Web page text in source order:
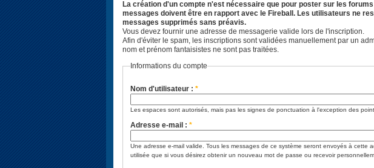
La création d'un compte n'est nécessaire que pour poster sur les
messages doivent être en rapport avec le Fireball. Les utilisateurs ne
messages supprimés sans préavis.
Vous devez fournir une adresse de messagerie valide lors de l'inscription.
Afin d'éviter le spam, les inscriptions sont validées manuellement par un
nom et prénom fantaisistes ne sont pas traitées.
Informations du compte
Nom d'utilisateur : *
Les espaces sont autorisés, mais pas les signes de ponctuation à l'exception des
Adresse e-mail : *
Une adresse e-mail valide. Tous les messages de ce système seront envoyés à
utilisée que si vous désirez obtenir un nouveau mot de passe ou recevoir